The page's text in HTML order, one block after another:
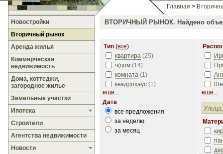
Главная >
Новостройки
Вторичный рынок
Аренда жилья
Коммерческая
недвижимость
Дома, коттеджи,
загородное жилье
Земельные участки
Ипотека
Строители
Агентства недвижимости
Новости
ВТОРИЧНЫЙ РЫНОК. Найдено
Тип (все)
квартира (25)
ч/дом (14)
комната (1)
квадрохаус (1)
еще...
Дата
все предложения
за неделю
за месяц
еще...